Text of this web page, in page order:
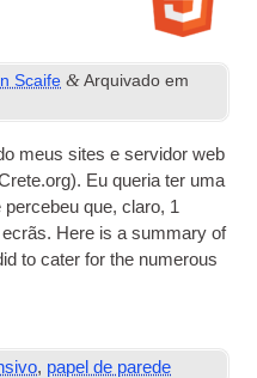
Scaife &Arquivado em
meus sites e servidor web
Eu queria ter uma
que, claro, 1
Here is a sum­mary of
to cater for the numer­ous
, papel de parede